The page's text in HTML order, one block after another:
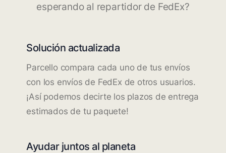
esperando al repartidor de FedEx?
Solución actualizada
Parcello compara cada uno de tus envíos
con los envíos de FedEx de otros usuarios.
¡Así podemos decirte los plazos de entrega
estimados de tu paquete!
Ayudar juntos al planeta